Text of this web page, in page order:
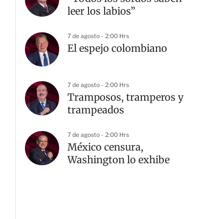
leer los labios”
7 de agosto - 2:00 Hrs
El espejo colombiano
7 de agosto - 2:00 Hrs
Tramposos, tramperos y
trampeados
7 de agosto - 2:00 Hrs
México censura,
Washington lo exhibe